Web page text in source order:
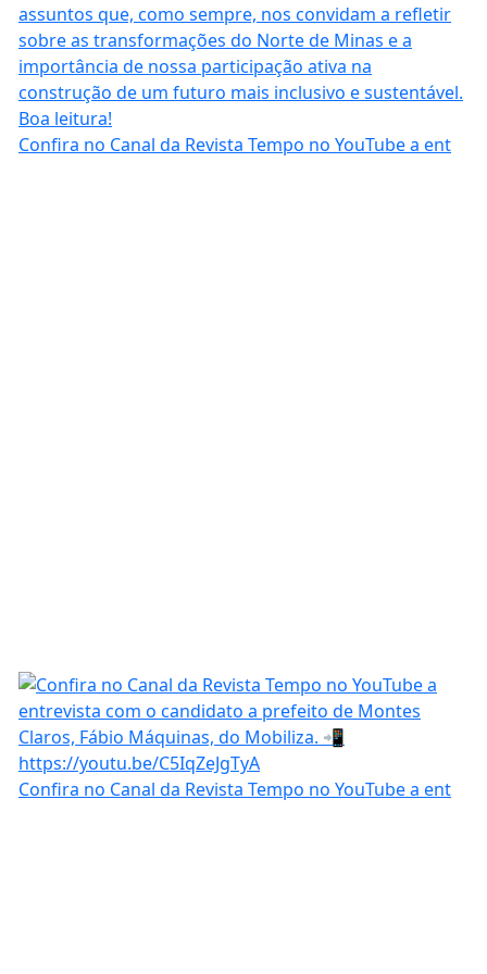
Confira no Canal da Revista Tempo no YouTube a ent
Confira no Canal da Revista Tempo no YouTube a ent